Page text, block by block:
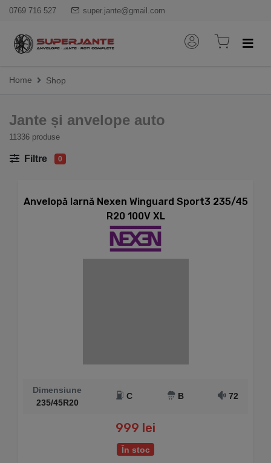
0769 716 527 super.jante@gmail.com
Home Shop
Jante și anvelope auto
11336 produse
Filtre 0
Anvelopă Iarnă Nexen Winguard Sport3 235/45
R20 100V XL
Dimensiune
235/45R20
C B 72
999 lei
În stoc